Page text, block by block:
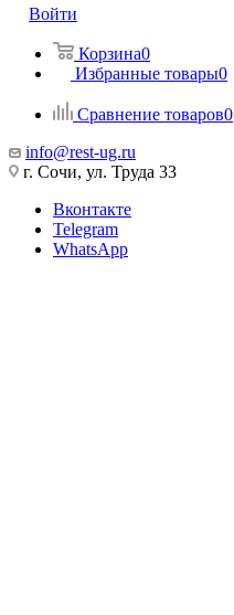
Войти
Корзина0
Избранные товары0
Сравнение товаров0
info@rest-ug.ru
г. Сочи, ул. Труда 33
Вконтакте
Telegram
WhatsApp